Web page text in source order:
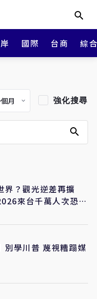
國際 台商 綜
強化搜尋
界？觀光逆差再擴
來台千萬人次恐跳
普 蔑視糟蹋媒